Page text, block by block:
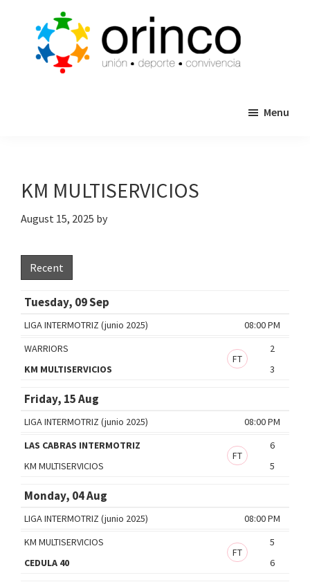
primary
de
Bateo
Eventos
Menu
KM MULTISERVICIOS
August 15, 2025 by
Recent
Tuesday, 09 Sep
08:00 PM
LIGA INTERMOTRIZ (junio 2025)
WARRIORS
2
FT
KM MULTISERVICIOS
3
Friday, 15 Aug
08:00 PM
LIGA INTERMOTRIZ (junio 2025)
LAS CABRAS INTERMOTRIZ
6
FT
KM MULTISERVICIOS
5
Monday, 04 Aug
08:00 PM
LIGA INTERMOTRIZ (junio 2025)
KM MULTISERVICIOS
5
FT
CEDULA 40
6